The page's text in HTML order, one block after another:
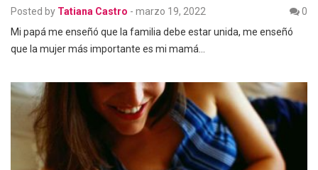
Posted by Tatiana Castro - marzo 19, 2022
0
Mi papá me enseñó que la familia debe estar unida, me enseñó
que la mujer más importante es mi mamá…